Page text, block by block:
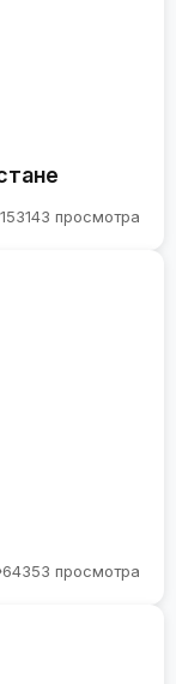
153143 просмотра
64353 просмотра